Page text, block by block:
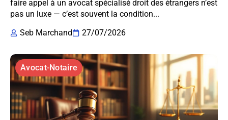
faire appel à un avocat spécialisé droit des étrangers n’est
pas un luxe — c’est souvent la condition...
Seb Marchand
27/07/2026
Avocat-Notaire